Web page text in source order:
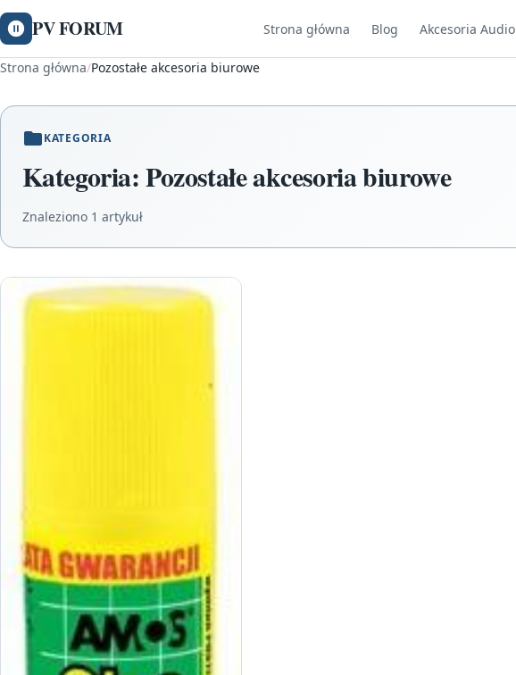
PV FORUM Strona główna Blog Akcesoria Audio
Strona główna/Pozostałe akcesoria biurowe
KATEGORIA
Kategoria:Pozostałe akcesoria biurowe
Znaleziono 1 artykuł